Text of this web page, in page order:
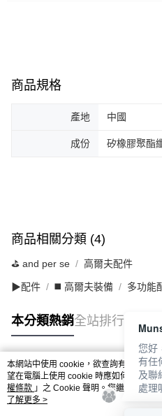
商品規格
產地 中國
成份 矽橡膠聚酯
商品相關分類 (4)
⛳️ and per se 高爾夫配件
▶配件 ◼️ 高爾夫裝備 多功能
本分類熱銷全站排行
熱門標籤
本網站中使用 cookie，欲查詢有關本網站
望在電腦上使用 cookie 時應如何變更電
權條款 」之 Cookie 聲明。您繼續使用
用條款之 Cookie 聲明使用 cookie。
了解更多 >
您好
有任
及聯
處理